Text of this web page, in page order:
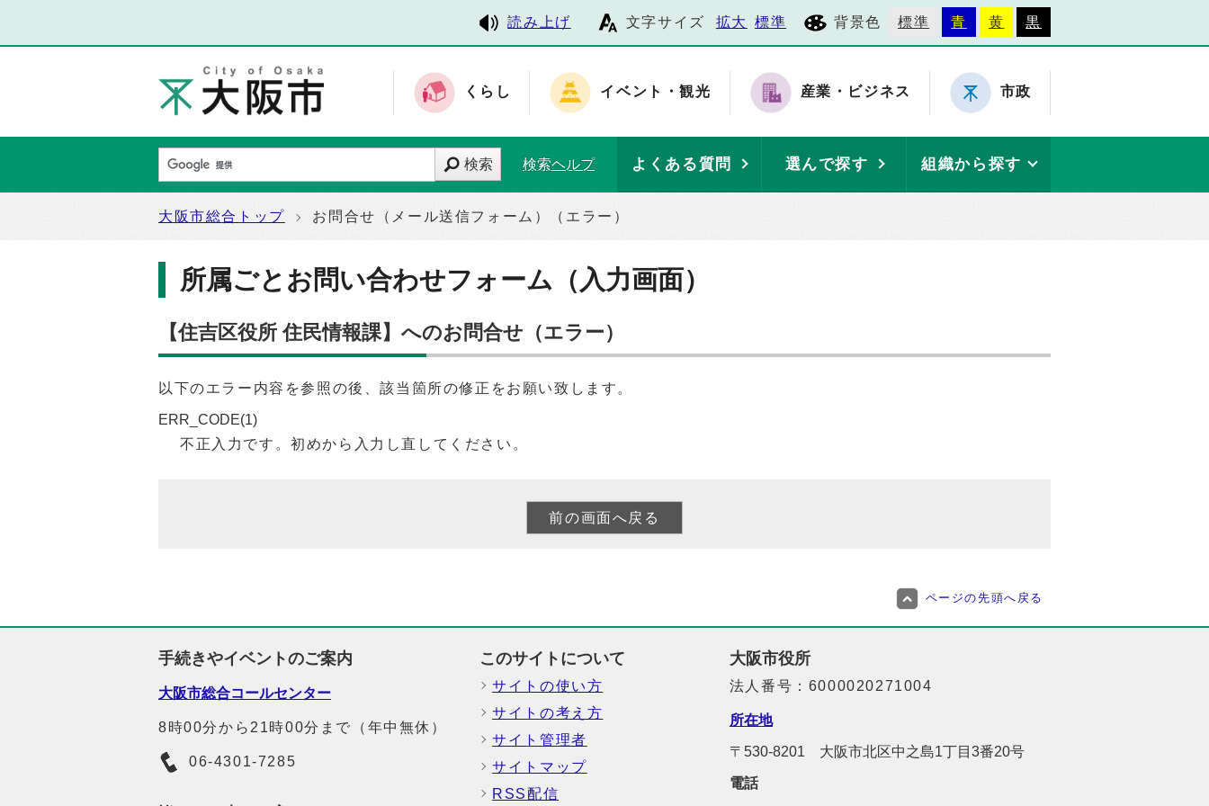
読み上げ 文字サイズ 拡大 標準 背景色 標準 青 黄 黒
くらし イベント・観光 産業・ビジネス 市政
検索 検索ヘルプ よくある質問 選んで探す 組織から探す
大阪市総合トップ お問合せ（メール送信フォーム）（エラー）
所属ごとお問い合わせフォーム（入力画面）
【住吉区役所 住民情報課】へのお問合せ（エラー）
以下のエラー内容を参照の後、該当箇所の修正をお願い致します。
ERR_CODE(1)
不正入力です。初めから入力し直してください。
ページの先頭へ戻る
手続きやイベントのご案内
大阪市総合コールセンター
8時00分から21時00分まで（年中無休）
06-4301-7285
このサイトについて
サイトの使い方
サイトの考え方
サイト管理者
サイトマップ
RSS配信
大阪市役所
法人番号：6000020271004
所在地
〒530-8201 大阪市北区中之島1丁目3番20号
電話